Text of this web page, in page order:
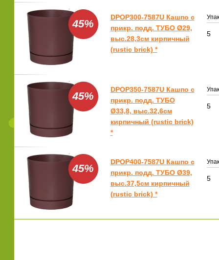
45%
DPOP300-7587U Кашпо с
прикр. подд. ТУБО Ø29,
выс.28,3см кирпичный
(rustic brick) *
5
45%
DPOP350-7587U Кашпо с
прикр. подд. ТУБО
Ø33,8, выс.32,6см
кирпичный (rustic brick)
*
5
45%
DPOP400-7587U Кашпо с
прикр. подд. ТУБО Ø39,
выс.37,5см кирпичный
(rustic brick) *
5